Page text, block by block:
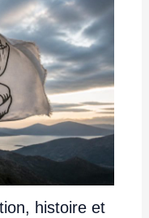
histoire et